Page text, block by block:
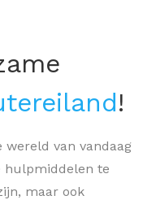
!
van vandaag
hulpmiddelen te
maar ook